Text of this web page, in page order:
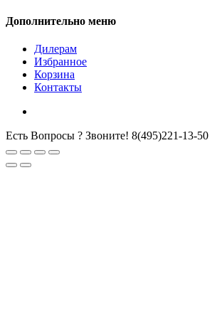
Дополнительно меню
Дилерам
Избранное
Корзина
Контакты
Есть Вопросы ? Звоните! 8(495)221-13-50